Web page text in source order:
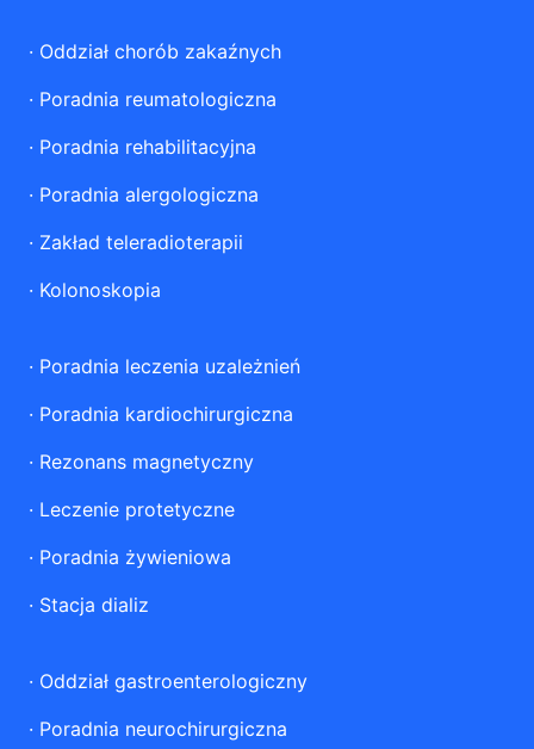
· Oddział chorób zakaźnych
· Poradnia reumatologiczna
· Poradnia rehabilitacyjna
· Poradnia alergologiczna
· Zakład teleradioterapii
· Kolonoskopia
· Poradnia leczenia uzależnień
· Poradnia kardiochirurgiczna
· Rezonans magnetyczny
· Leczenie protetyczne
· Poradnia żywieniowa
· Stacja dializ
· Oddział gastroenterologiczny
· Poradnia neurochirurgiczna